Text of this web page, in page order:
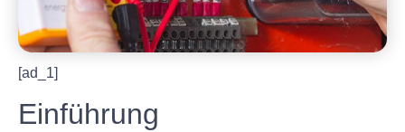
[ad_1]
Einführung